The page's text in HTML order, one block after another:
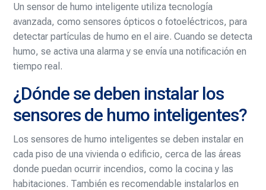
Un sensor de humo inteligente utiliza tecnología
avanzada, como sensores ópticos o fotoeléctricos, para
detectar partículas de humo en el aire. Cuando se detecta
humo, se activa una alarma y se envía una notificación en
tiempo real.
¿Dónde se deben instalar los
sensores de humo inteligentes?
Los sensores de humo inteligentes se deben instalar en
cada piso de una vivienda o edificio, cerca de las áreas
donde puedan ocurrir incendios, como la cocina y las
habitaciones. También es recomendable instalarlos en